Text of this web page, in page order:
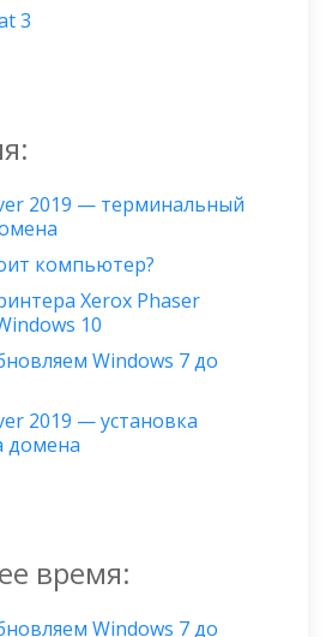
3
2019 — терминальный
компьютер?
Xerox Phaser
10
Windows 7 до
2019 — установка
домена
время:
Windows 7 до